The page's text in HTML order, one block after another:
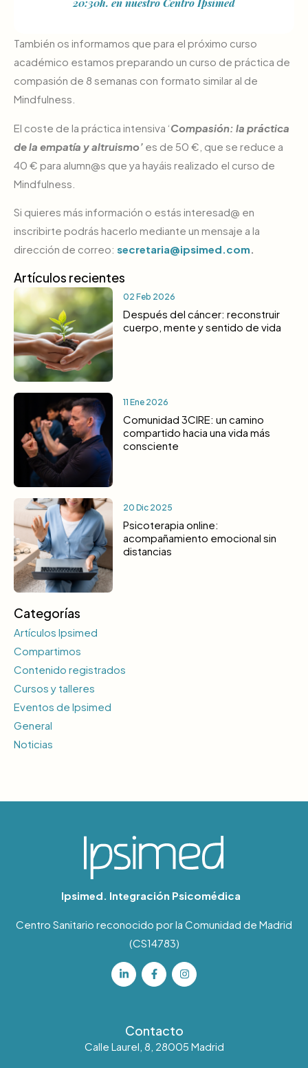
También os informamos que para el próximo curso
académico estamos preparando un curso de práctica de
compasión de 8 semanas con formato similar al de
Mindfulness.
El coste de la práctica intensiva ‘Compasión: la práctica
de la empatía y altruismo’ es de 50 €, que se reduce a
40 € para alumn@s que ya hayáis realizado el curso de
Mindfulness.
Si quieres más información o estás interesad@ en
inscribirte podrás hacerlo mediante un mensaje a la
dirección de correo: secretaria@ipsimed.com.
Artículos recientes
02 Feb 2026
Después del cáncer: reconstruir
cuerpo, mente y sentido de vida
11 Ene 2026
Comunidad 3CIRE: un camino
compartido hacia una vida más
consciente
20 Dic 2025
Psicoterapia online:
acompañamiento emocional sin
distancias
Categorías
Artículos Ipsimed
Compartimos
Contenido registrados
Cursos y talleres
Eventos de Ipsimed
General
Noticias
Ipsimed. Integración Psicomédica
Centro Sanitario reconocido por la Comunidad de Madrid
(CS14783)
Contacto
Calle Laurel, 8, 28005 Madrid